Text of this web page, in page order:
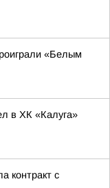
«Белым
в ХК «Калуга»
контракт с